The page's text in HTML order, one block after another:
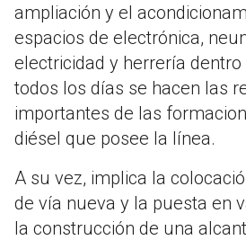
ampliación y el
espacios de electrónica,
electricidad y herrería
todos los días se hacen las
importantes de las
diésel que posee la línea.
A su vez, implica la
de vía nueva y la puesta en
la construcción de una